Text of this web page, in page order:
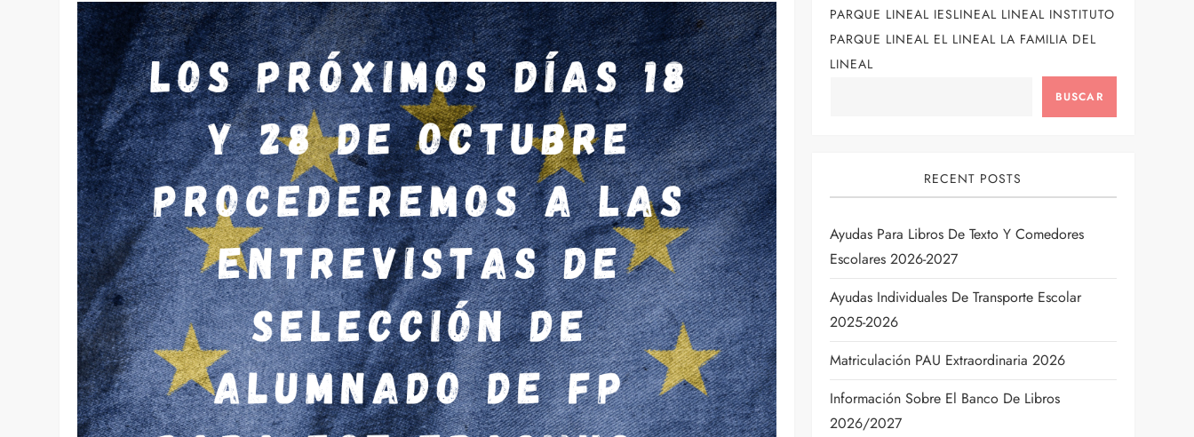
PARQUE LINEAL IESLINEAL LINEAL INSTITUTO
PARQUE LINEAL EL LINEAL LA FAMILIA DEL
LINEAL
BUSCAR
RECENT POSTS
Ayudas Para Libros De Texto Y Comedores
Escolares 2026-2027
Ayudas Individuales De Transporte Escolar
2025-2026
Matriculación PAU Extraordinaria 2026
Información Sobre El Banco De Libros
2026/2027